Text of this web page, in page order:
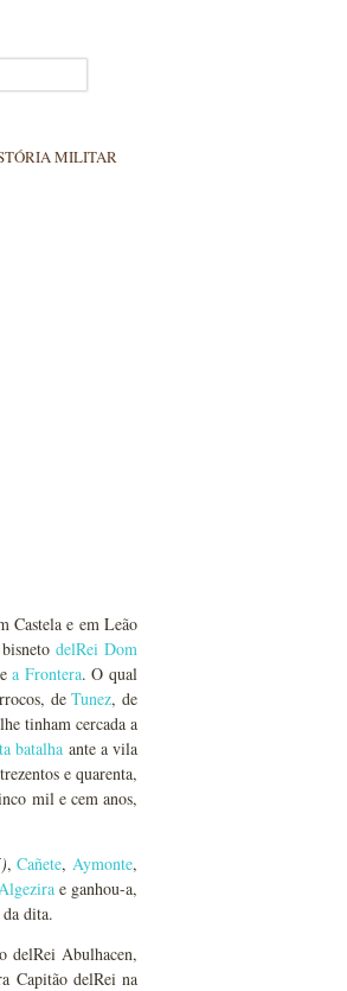
MILITAR
Castela e em Leão
delRei Dom
ea Frontera. O qual
deTunez, de
tinham cercada a
batalha ante a vila
e quarenta,
mil e cem anos,
,Cañete,Aymonte,
e ganhou-a,
dita.
delRei Abulhacen,
Capitão delRei na